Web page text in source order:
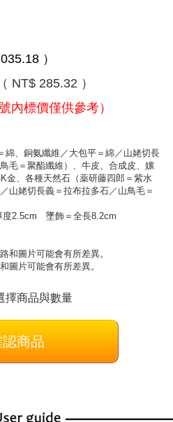
）
（ NT$ 285.32 ）
內標價僅供參考）
綿、銅氨纖維／大包平＝綿／山姥切長
毛＝聚酯纖維）、牛皮、合成皮、嫘
、各種天然石（薬研藤四郎＝紫水
山姥切長義＝拉布拉多石／山鳥毛＝
度2.5cm 墜飾＝全長8.2cm
和圖片可能會有所差異。
圖片可能會有所差異。
擇商品與數量
商品